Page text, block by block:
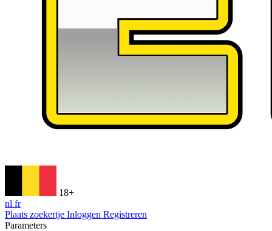
18+
nl fr
Plaats zoekertje Inloggen Registreren
Parameters